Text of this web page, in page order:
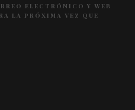
ELECTRÓNICO Y WEB
LA PRÓXIMA VEZ QUE